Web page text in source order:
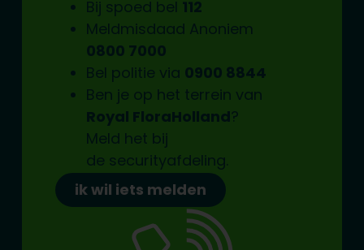
Bij spoed bel 112
Meldmisdaad Anoniem
0800 7000
Bel politie via 0900 8844
Ben je op het terrein van
Royal FloraHolland?
Meld het bij
de securityafdeling.
ik wil iets melden